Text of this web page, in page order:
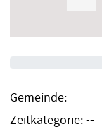
Gemeinde:
Zeitkategorie:--